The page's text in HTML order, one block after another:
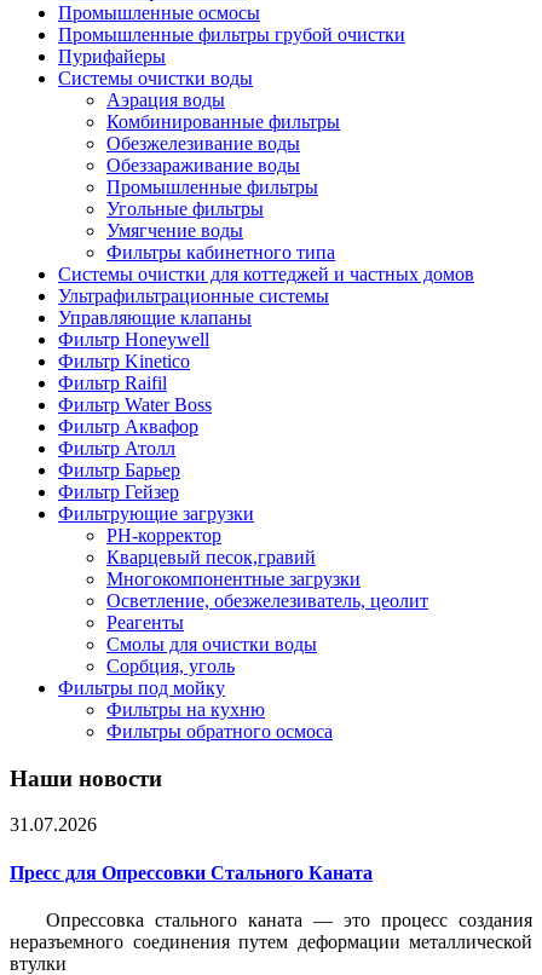
Промышленные осмосы
Промышленные фильтры грубой очистки
Пурифайеры
Системы очистки воды
Аэрация воды
Комбинированные фильтры
Обезжелезивание воды
Обеззараживание воды
Промышленные фильтры
Угольные фильтры
Умягчение воды
Фильтры кабинетного типа
Системы очистки для коттеджей и частных домов
Ультрафильтрационные системы
Управляющие клапаны
Фильтр Honeywell
Фильтр Kinetico
Фильтр Raifil
Фильтр Water Boss
Фильтр Аквафор
Фильтр Атолл
Фильтр Барьер
Фильтр Гейзер
Фильтрующие загрузки
PH-корректор
Кварцевый песок,гравий
Многокомпонентные загрузки
Осветление, обезжелезиватель, цеолит
Реагенты
Смолы для очистки воды
Сорбция, уголь
Фильтры под мойку
Фильтры на кухню
Фильтры обратного осмоса
Наши новости
31.07.2026
Пресс для Опрессовки Стального Каната
Опрессовка стального каната — это процесс создания
неразъемного соединения путем деформации металлической
втулки